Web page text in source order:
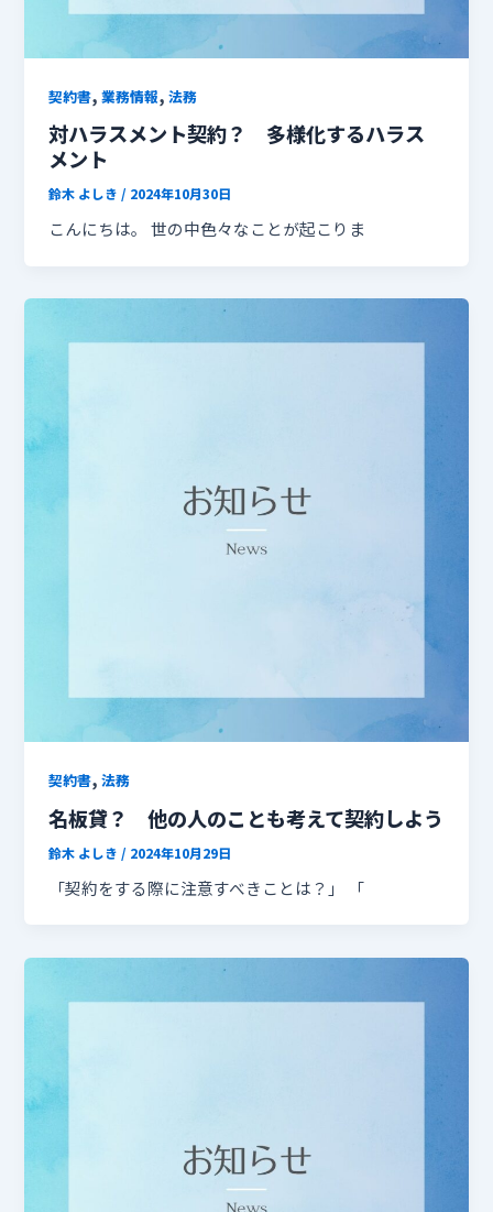
契約書,業務情報,法務
対ハラスメント契約？ 多様化するハラス
メント
鈴木 よしき / 2024年10月30日
こんにちは。 世の中色々なことが起こりま
契約書,法務
名板貸？ 他の人のことも考えて契約しよう
鈴木 よしき / 2024年10月29日
「契約をする際に注意すべきことは？」 「